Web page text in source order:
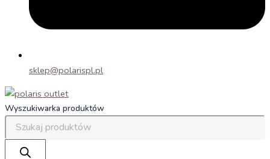
sklep@polarispl.pl
Wyszukiwarka produktów